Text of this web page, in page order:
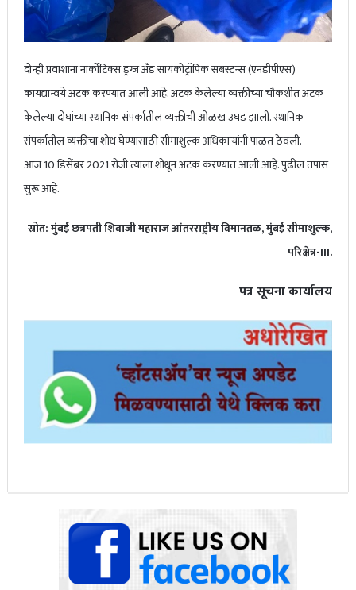
दोन्ही प्रवाशांना नार्कोटिक्स ड्रग्ज अँड सायकोट्रॉपिक सबस्टन्स (एनडीपीएस)
कायद्यान्वये अटक करण्यात आली आहे. अटक केलेल्या व्यक्तींच्या चौकशीत अटक
केलेल्या दोघांच्या स्थानिक संपर्कातील व्यक्तीची ओळख उघड झाली. स्थानिक
संपर्कातील व्यक्तीचा शोध घेण्यासाठी सीमाशुल्क अधिकाऱ्यांनी पाळत ठेवली.
आज 10 डिसेंबर 2021 रोजी त्याला शोधून अटक करण्यात आली आहे. पुढील तपास
सुरू आहे.
स्रोत: मुंबई छत्रपती शिवाजी महाराज आंतरराष्ट्रीय विमानतळ, मुंबई सीमाशुल्क,
परिक्षेत्र-III.
पत्र सूचना कार्यालय